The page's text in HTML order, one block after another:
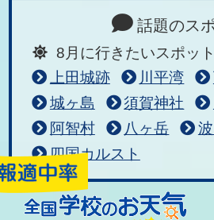
話題のス
8月に行きたいスポット
上田城跡
川平湾
城ヶ島
須賀神社
阿智村
八ヶ岳
四国カルスト